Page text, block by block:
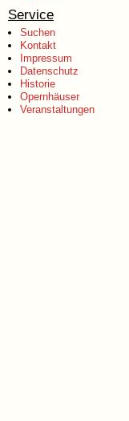
Service
Suchen
Kontakt
Impressum
Datenschutz
Historie
Opernhäuser
Veranstaltungen